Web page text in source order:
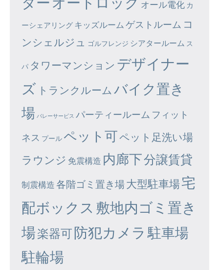
オール電化 カ
ーシェアリング キッズルーム ゲストルーム コ
ンシェルジュ
ゴルフレンジ シアタールーム ス
パ タワーマンション デザイナー
ズ トランクルーム バイク置き
場 バレーサービス パーティールーム フィット
ネス プール ペット可ペット足洗い場
ラウンジ 免震構造 内廊下分譲賃貸
制震構造 各階ゴミ置き場大型駐車場宅
配ボックス 敷地内ゴミ置き
場楽器可防犯カメラ 駐車場
駐輪場